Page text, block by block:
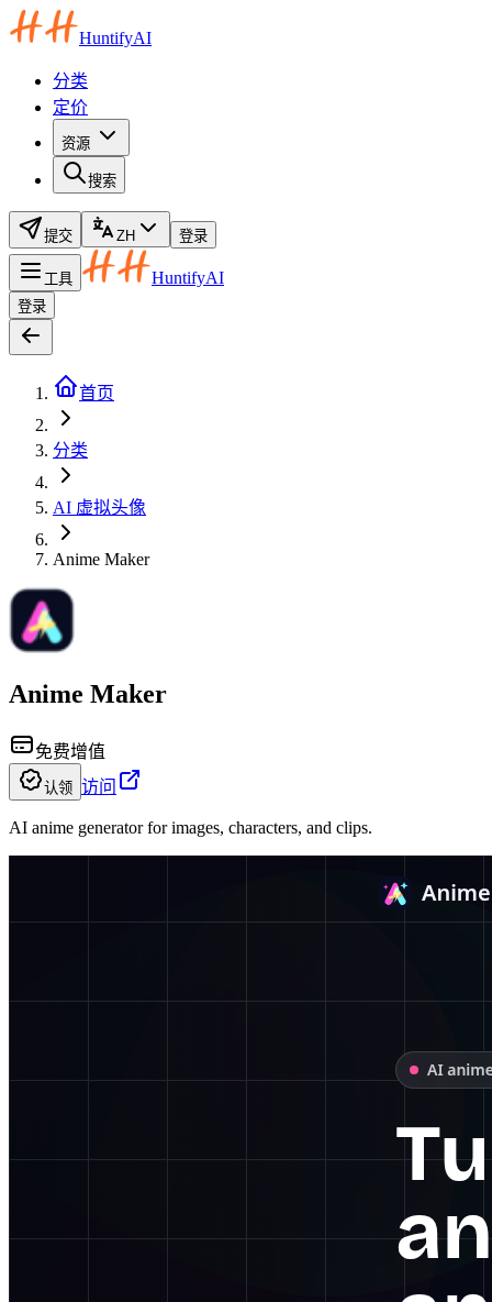
HuntifyAI
分类
定价
资源
搜索
提交 ZH 登录
工具 HuntifyAI
登录
首页
分类
AI 虚拟头像
Anime Maker
Anime Maker
免费增值
认领 访问
AI anime generator for images, characters, and clips.